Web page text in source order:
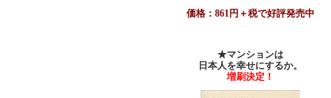
価格：861円＋税で好評発売中
★マンションは
日本人を幸せにするか。
増刷決定！